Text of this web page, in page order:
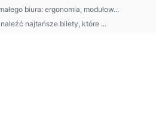
biura: ergonomia, modułow...
najtańsze bilety, które ...